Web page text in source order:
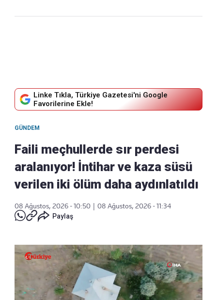
Linke Tıkla, Türkiye Gazetesi'ni Google
Favorilerine Ekle!
GÜNDEM
Faili meçhullerde sır perdesi
aralanıyor! İntihar ve kaza süsü
verilen iki ölüm daha aydınlatıldı
08 Ağustos, 2026 - 10:50
08 Ağustos, 2026 - 11:34
Paylaş